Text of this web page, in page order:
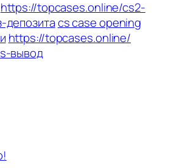
https://topcases.online/cs2-
депозитаcs case opening
https://topcases.online/
вывод